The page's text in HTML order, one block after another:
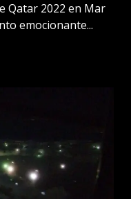
Qatar 2022 en Mar
emocionante...